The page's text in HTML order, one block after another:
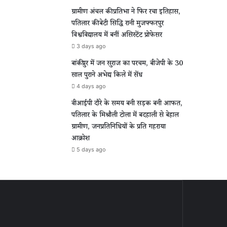
ग्रामीण अंचल की प्रतिभा ने फिर रचा इतिहास,
पतिलार की बेटी सिद्धि रानी मुजफ्फरपुर
विश्वविद्यालय में बनीं असिस्टेंट प्रोफेसर
3 days ago
बांकीपुर में जन सुराज का परचम, बीजेपी के 30
साल पुराने अभेद्य किले में सेंध
4 days ago
वीआईपी दौरे के समय बनी सड़क बनी आफत,
पतिलार के मिश्रौली टोला में बदहाली से बेहाल
ग्रामीण, जनप्रतिनिधियों के प्रति गहराया
आक्रोश
5 days ago